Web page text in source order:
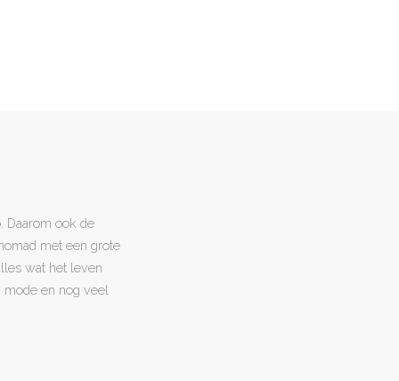
Daarom ook de
met een grote
wat het leven
en nog veel